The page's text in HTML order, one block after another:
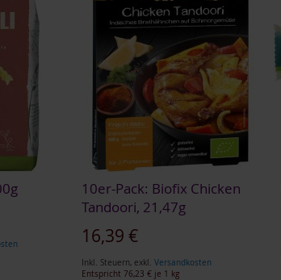
10er-Pack: Biofix Chicken
Tandoori, 21,47g
16,39 €
Inkl. Steuern, exkl.Versandkosten
Entspricht76,23 € je 1 kg